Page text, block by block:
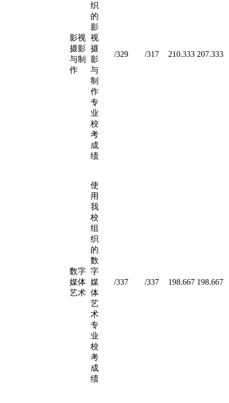
影视
摄影
与制
作
织
的
影
视
摄
影
与
制
作
专
业
校
考
成
绩
/329 /317 210.333 207.333
数字
媒体
艺术
使
用
我
校
组
织
的
数
字
媒
体
艺
术
专
业
校
考
成
绩
/337 /337 198.667 198.667